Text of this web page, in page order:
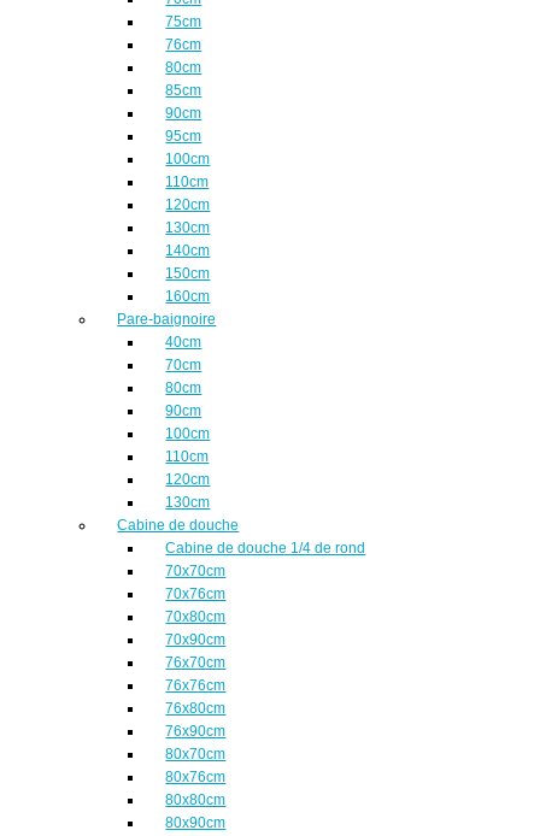
75cm
76cm
80cm
85cm
90cm
95cm
100cm
110cm
120cm
130cm
140cm
150cm
160cm
Pare-baignoire
40cm
70cm
80cm
90cm
100cm
110cm
120cm
130cm
Cabine de douche
Cabine de douche 1/4 de rond
70x70cm
70x76cm
70x80cm
70x90cm
76x70cm
76x76cm
76x80cm
76x90cm
80x70cm
80x76cm
80x80cm
80x90cm